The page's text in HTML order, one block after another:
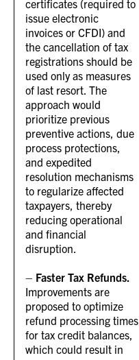
certificates (required to
issue electronic
invoices or CFDI) and
the cancellation of tax
registrations should be
used only as measures
of last resort. The
approach would
prioritize previous
preventive actions, due
process protections,
and expedited
resolution mechanisms
to regularize affected
taxpayers, thereby
reducing operational
and financial
disruption.
– Faster Tax Refunds.
Improvements are
proposed to optimize
refund processing times
for tax credit balances,
which could result in